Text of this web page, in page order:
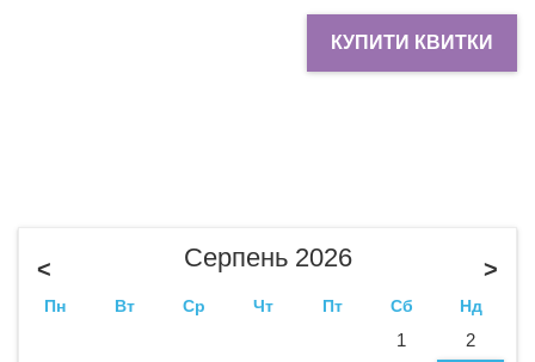
КУПИТИ КВИТКИ
Серпень 2026 >
<
Пн Вт Ср Чт Пт Сб Нд
1
2